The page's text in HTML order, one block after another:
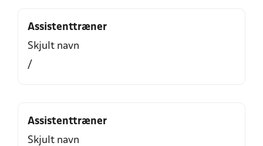
Assistenttræner
Skjult navn
/
Assistenttræner
Skjult navn